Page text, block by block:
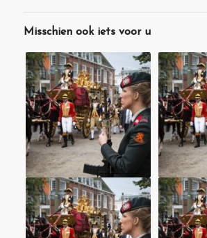
Misschien ook iets voor u